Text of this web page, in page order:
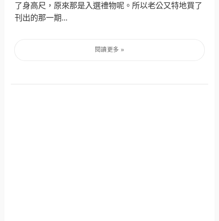
了身高尺，原來那是入選禮物呢。所以老公又特地買了
刊出的那一期...